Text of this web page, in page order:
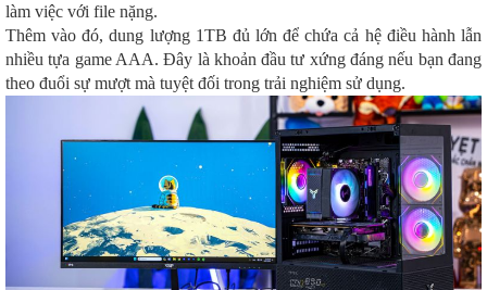
làm việc với file nặng.
Thêm vào đó, dung lượng 1TB đủ lớn để chứa cả hệ điều hành lẫn
nhiều tựa game AAA. Đây là khoản đầu tư xứng đáng nếu bạn đang
theo đuổi sự mượt mà tuyệt đối trong trải nghiệm sử dụng.